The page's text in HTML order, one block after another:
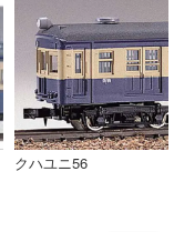
クハユニ56